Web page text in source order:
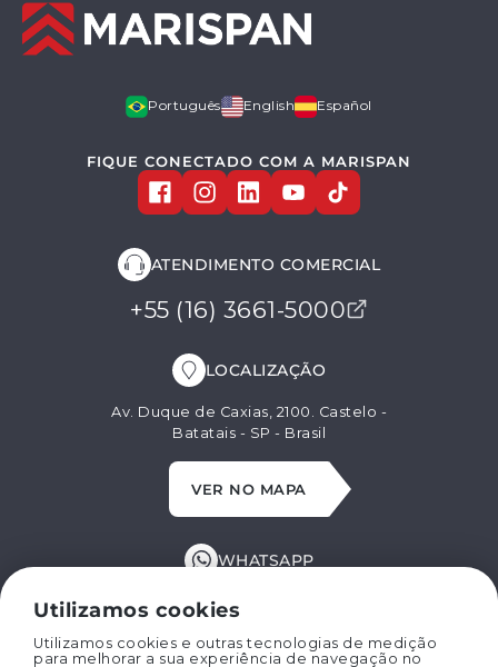
Utilizamos cookies
Utilizamos cookies e outras tecnologias de medição
para melhorar a sua experiência de navegação no
Português English Español
FIQUE CONECTADO COM A MARISPAN
ATENDIMENTO COMERCIAL
+55 (16) 3661-5000
LOCALIZAÇÃO
Av. Duque de Caxias, 2100. Castelo -
Batatais - SP - Brasil
VER NO MAPA
WHATSAPP
+55 (16) 99629-8662